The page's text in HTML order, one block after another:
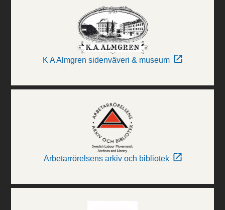
K A Almgren sidenväveri & museum
Arbetarrörelsens arkiv och bibliotek